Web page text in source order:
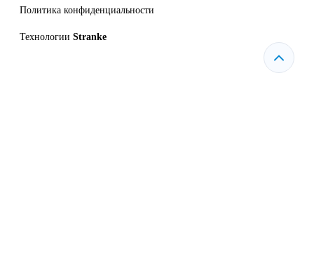
Политика конфиденциальности
Технологии Stranke